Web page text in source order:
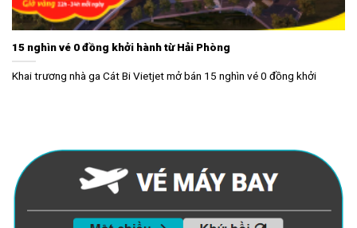
15 nghìn vé 0 đồng khởi hành từ Hải Phòng
Khai trương nhà ga Cát Bi Vietjet mở bán 15 nghìn vé 0 đồng khởi